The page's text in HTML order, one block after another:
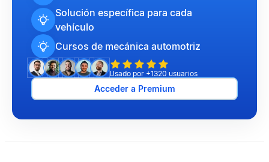
Solución específica para cada
vehículo
Cursos de mecánica automotriz
Usado por +1320 usuarios
Acceder a Premium